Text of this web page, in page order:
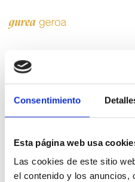
Consentimiento
Esta página web usa
Las cookies de este sitio
el contenido y los anuncios,
Iniciar sesión
Inicia sesión para poder
Email de usuario